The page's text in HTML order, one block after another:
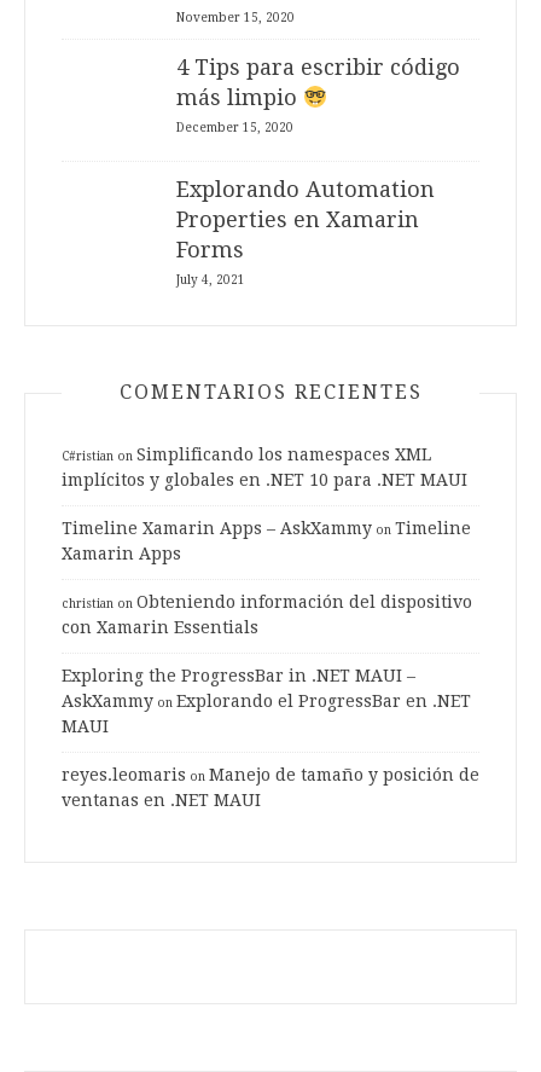
November 15, 2020
4 Tips para escribir código
más limpio
December 15, 2020
Explorando Automation
Properties en Xamarin
Forms
July 4, 2021
COMENTARIOS RECIENTES
C#ristian on Simplificando los namespaces XML
implícitos y globales en .NET 10 para .NET MAUI
Timeline Xamarin Apps – AskXammy on Timeline
Xamarin Apps
christian on Obteniendo información del dispositivo
con Xamarin Essentials
Exploring the ProgressBar in .NET MAUI –
AskXammy on Explorando el ProgressBar en .NET
MAUI
reyes.leomaris on Manejo de tamaño y posición de
ventanas en .NET MAUI